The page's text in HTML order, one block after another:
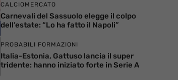
CALCIOMERCATO
Carnevali del Sassuolo elegge il colpo
dell’estate: “Lo ha fatto il Napoli”
PROBABILI FORMAZIONI
Italia-Estonia, Gattuso lancia il super
tridente: hanno iniziato forte in Serie A